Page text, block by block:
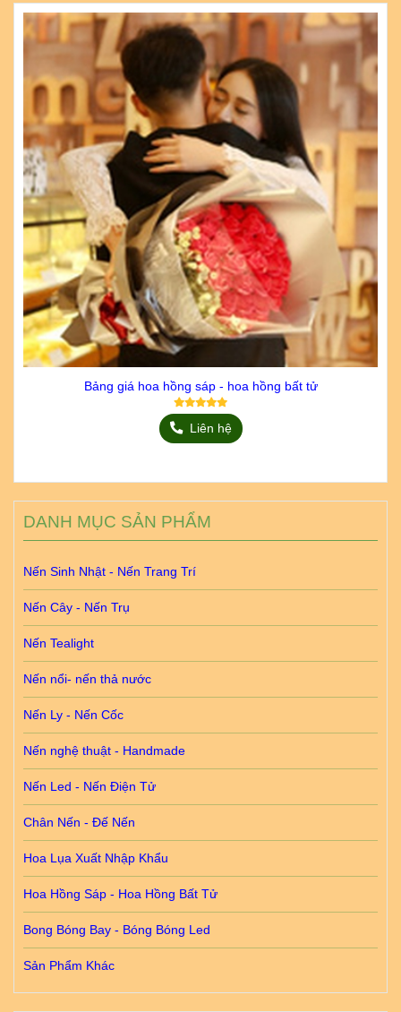
Bảng giá hoa hồng sáp - hoa hồng bất tử
Liên hệ
DANH MỤC SẢN PHẨM
Nến Sinh Nhật - Nến Trang Trí
Nến Cây - Nến Trụ
Nến Tealight
Nến nổi- nến thả nước
Nến Ly - Nến Cốc
Nến nghệ thuật - Handmade
Nến Led - Nến Điện Tử
Chân Nến - Đế Nến
Hoa Lụa Xuất Nhập Khẩu
Hoa Hồng Sáp - Hoa Hồng Bất Tử
Bong Bóng Bay - Bóng Bóng Led
Sản Phẩm Khác